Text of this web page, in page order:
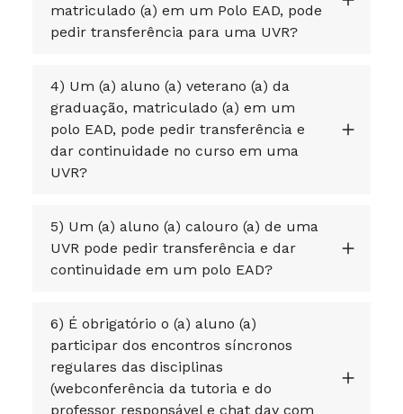
matriculado (a) em um Polo EAD, pode
pedir transferência para uma UVR?
4) Um (a) aluno (a) veterano (a) da
graduação, matriculado (a) em um
polo EAD, pode pedir transferência e
dar continuidade no curso em uma
UVR?
5) Um (a) aluno (a) calouro (a) de uma
UVR pode pedir transferência e dar
continuidade em um polo EAD?
6) É obrigatório o (a) aluno (a)
participar dos encontros síncronos
regulares das disciplinas
(webconferência da tutoria e do
professor responsável e chat day com